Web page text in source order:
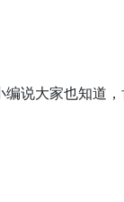
编说大家也知道